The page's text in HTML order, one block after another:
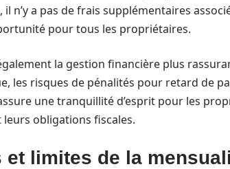
il n’y a pas de frais supplémentaires
pour tous les propriétaires.
la gestion financière plus
les risques de pénalités pour retard de
une tranquillité d’esprit pour les
leurs obligations fiscales.
et limites de la